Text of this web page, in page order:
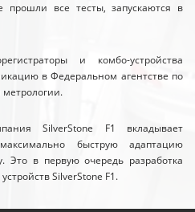
прошли все тесты, запускаются в
и комбо-устройства
в Федеральном агентстве по
SilverStone F1 вкладывает
быструю адаптацию
Это в первую очередь разработка
SilverStone F1.